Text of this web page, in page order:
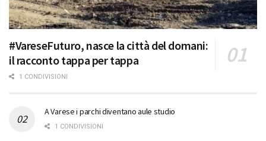
#VareseFuturo, nasce la città del domani:
il racconto tappa per tappa
1 CONDIVISIONI
A Varese i parchi diventano aule studio
1 CONDIVISIONI